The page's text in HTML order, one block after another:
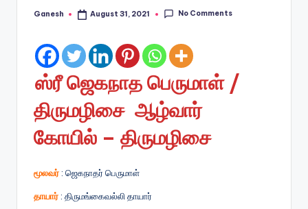
Posted
Ganesh August 31, 2021 No Comments
ஸ்ரீ ஜெகநாத பெருமாள் /
திருமழிசை ஆழ்வார்
கோயில் – திருமழிசை
மூலவர் : ஜெகநாதர் பெருமாள்
தாயார் : திருமங்கைவல்லி தாயார்